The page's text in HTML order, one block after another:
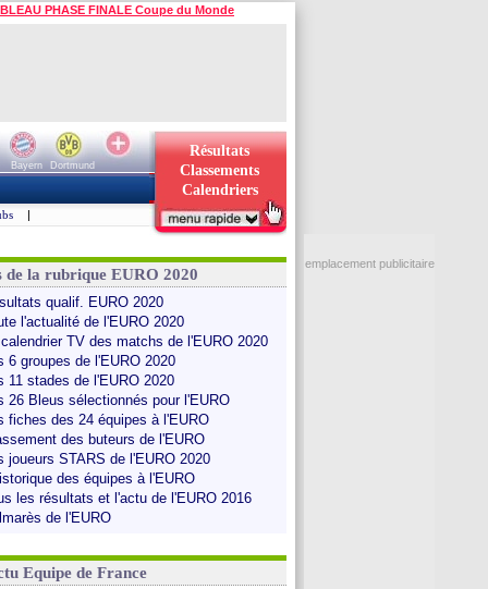
PHASE FINALE Coupe du Monde
Bayern
Dortmund
Résultats
Classements
Calendriers
|
de la rubrique EURO 2020
qualif. EURO 2020
l'actualité de l'EURO 2020
calendrier TV des matchs de l'EURO 2020
6 groupes de l'EURO 2020
11 stades de l'EURO 2020
26 Bleus sélectionnés pour l'EURO
fiches des 24 équipes à l'EURO
des buteurs de l'EURO
joueurs STARS de l'EURO 2020
des équipes à l'EURO
les résultats et l'actu de l'EURO 2016
de l'EURO
Equipe de France
emplacement publicitaire